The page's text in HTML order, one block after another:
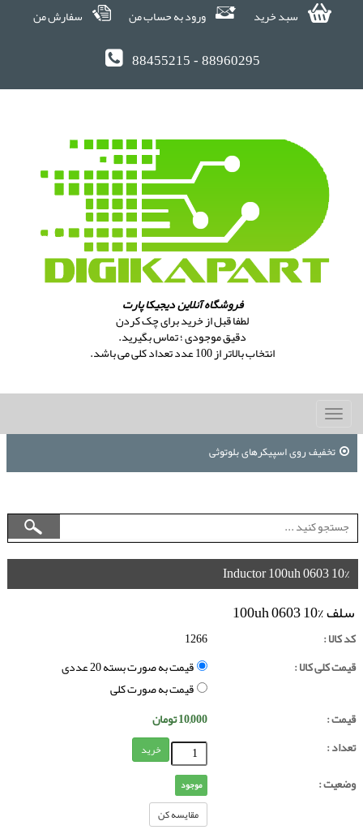
سبد خرید ورود به حساب من سفارش من
88455215 - 88960295
فروشگاه آنلاین دیجیکا پارت
لطفا قبل از خرید برای چک کردن
دقیق موجودی ؛ تماس بگیرید.
انتخاب بالاتر از 100 عدد تعداد کلی می باشد.
Toggle
navigation
تخفیف روی اسپیکرهای بلوتوثی
Inductor 100uh 0603 10%
سلف 100uh 0603 10%
کد کالا :
1266
قیمت کلی کالا :
قیمت به صورت بسته 20 عددی
قیمت به صورت کلی
قیمت :
10,000تومان
تعداد :
خرید
وضعیت : موجود
مقایسه کن